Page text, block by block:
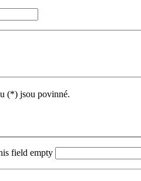
(*) jsou povinné.
field empty